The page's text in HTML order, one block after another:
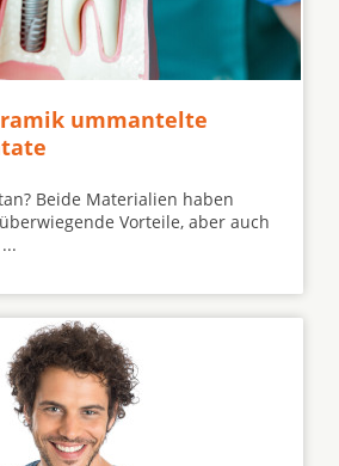
ummantelte
Beide Materialien haben
Vorteile, aber auch